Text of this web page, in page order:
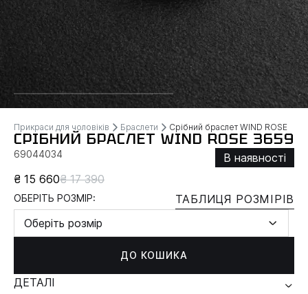
Прикраси для чоловіків Браслети Срібний браслет WIND ROSE
СРІБНИЙ БРАСЛЕТ WIND ROSE 3659
69044034
В наявності
₴ 15 660₴ 17 390
ОБЕРІТЬ РОЗМІР:
ТАБЛИЦЯ РОЗМІРІВ
Оберіть розмір
ДО КОШИКА
ДЕТАЛІ